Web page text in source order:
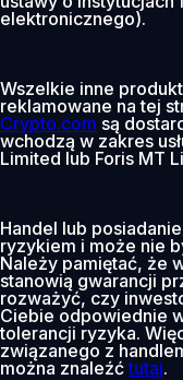
elektronicznego).
Wszelkie inne
reklamowane na tej
Crypto.com są
wchodzą w zakres
Limited lub Foris MT
Handel lub
ryzykiem i może nie
Należy pamiętać, że
stanowią gwarancji
rozważyć, czy
Ciebie odpowiednie
tolerancji ryzyka.
związanego z
można znaleźćtutaj.